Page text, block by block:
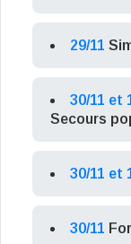
29/11
30/11 et
Secours
30/11 et
30/11